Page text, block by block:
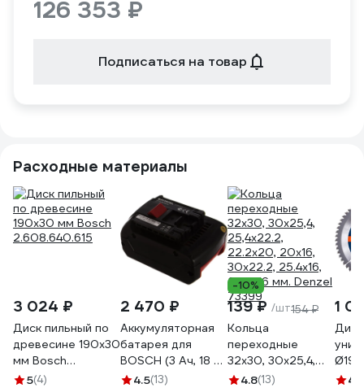
126 353 ₽
Подписаться на товар
Расходные материалы
3 024 ₽
Диск пильный по
древесине 190х30
мм Bosch
2.608.640.615
5(4)
2 470 ₽
Аккумуляторная
батарея для
BOSCH (3 Ач, 18 В,
Li-Ion) Pitatel TSB-
4.5(13)
-10%
139 ₽ /шт154 ₽
Кольца
переходные
32x30, 30x25,4,
25,4x22.2,
4.8(13)
1
мм,4.4